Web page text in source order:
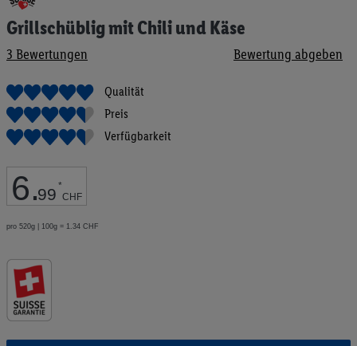
Grillschüblig mit Chili und Käse
3 Bewertungen Bewertung abgeben
Qualität
Preis
Verfügbarkeit
6.99 *
CHF
pro 520g | 100g = 1.34 CHF
Anfang
der
springen